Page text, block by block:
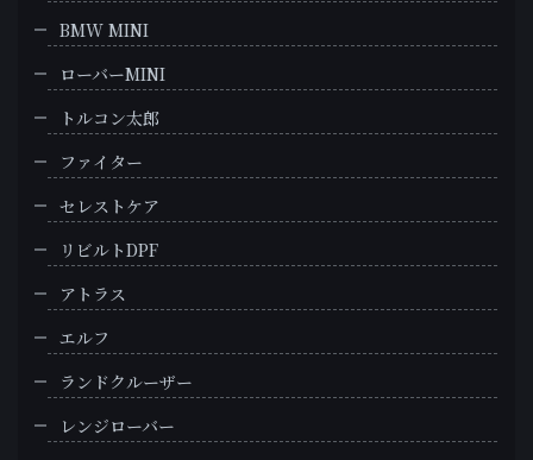
BMW MINI
ローバーMINI
トルコン太郎
ファイター
セレストケア
リビルトDPF
アトラス
エルフ
ランドクルーザー
レンジローバー